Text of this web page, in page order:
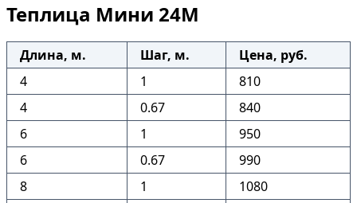
Теплица Мини 24М
Длина, м. Шаг, м.
Цена, руб.
4
1
810
4
0.67
840
6
1
950
6
0.67
990
8
1
1080